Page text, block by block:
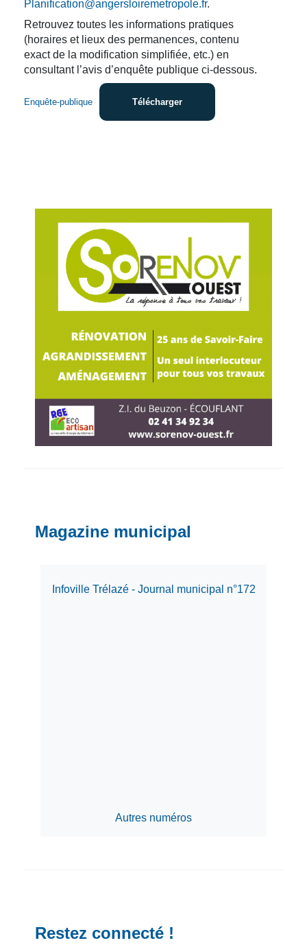
Planification@angersloiremetropole.fr.
Retrouvez toutes les informations pratiques
(horaires et lieux des permanences, contenu
exact de la modification simplifiée, etc.) en
consultant l’avis d’enquête publique ci-dessous.
Enquête-publique Télécharger
Magazine municipal
Infoville Trélazé - Journal municipal n°172
Autres numéros
Restez connecté !